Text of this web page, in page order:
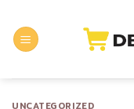
content
UNCATEGORIZED